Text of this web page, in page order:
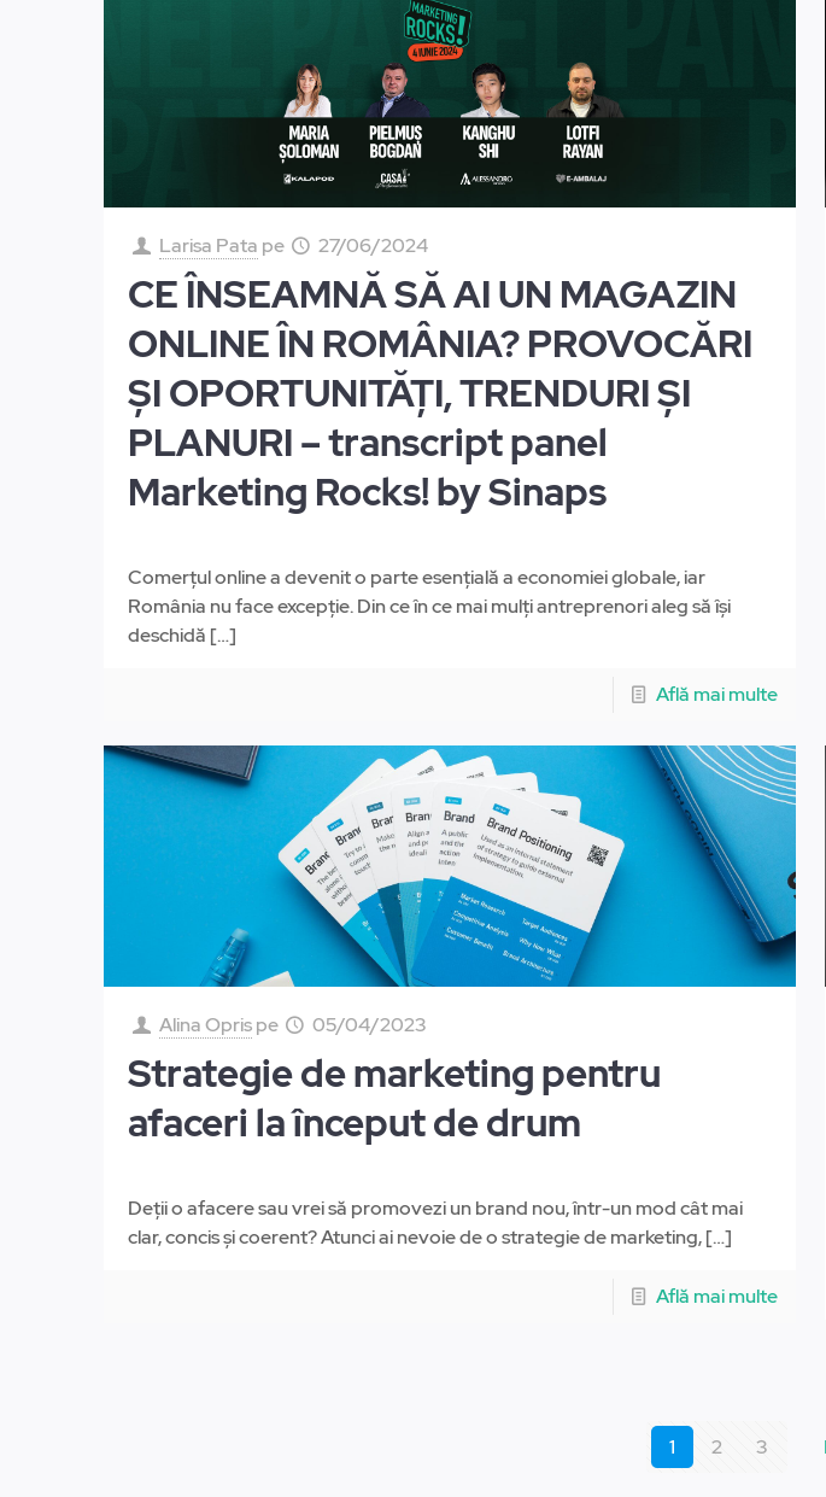
Larisa Pata pe 27/06/2024
CE ÎNSEAMNĂ SĂ AI UN MAGAZIN
ONLINE ÎN ROMÂNIA? PROVOCĂRI
ȘI OPORTUNITĂȚI, TRENDURI ȘI
PLANURI – transcript panel
Marketing Rocks! by Sinaps
Comerțul online a devenit o parte esențială a economiei globale, iar
România nu face excepție. Din ce în ce mai mulți antreprenori aleg să își
deschidă […]
Află mai multe
Alina Opris pe 05/04/2023
Strategie de marketing pentru
afaceri la început de drum
Deții o afacere sau vrei să promovezi un brand nou, într-un mod cât mai
clar, concis și coerent? Atunci ai nevoie de o strategie de marketing,[…]
Află mai multe
1 2 3